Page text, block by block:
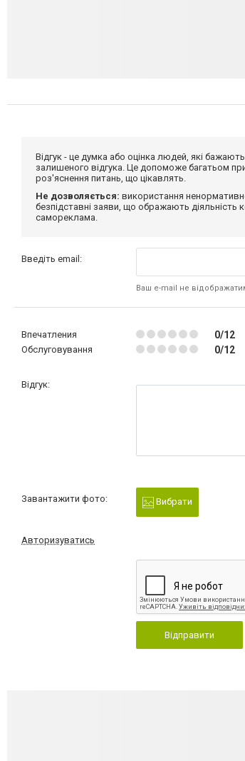
Відгук - це думка або оцінка людей, які
залишеного відгука. Це допоможе багатьом
роз'яснення питань, що цікавлять.
Не дозволяється: використання
безпідставні заяви, що ображають діяльність
самореклама.
Введіть email:
Ваш e-mail не
Впечатления 0/12
Обслуговування 0/12
Відгук:
Завантажити фото: Вибрати
Авторизуватись
Відправити